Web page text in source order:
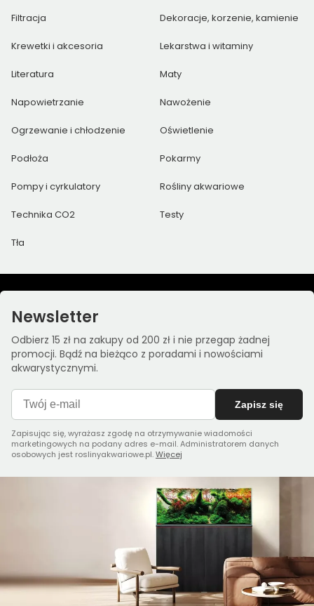
Filtracja Dekoracje, korzenie, kamienie
Krewetki i akcesoria Lekarstwa i witaminy
Literatura Maty
Napowietrzanie Nawożenie
Ogrzewanie i chłodzenie Oświetlenie
Podłoża Pokarmy
Pompy i cyrkulatory Rośliny akwariowe
Technika CO2 Testy
Tła
Newsletter
Odbierz 15 zł na zakupy od 200 zł i nie przegap żadnej
promocji. Bądź na bieżąco z poradami i nowościami
akwarystycznymi.
Zapisz się
Zapisując się, wyrażasz zgodę na otrzymywanie wiadomości
marketingowych na podany adres e-mail. Administratorem danych
osobowych jest roslinyakwariowe.pl.Więcej